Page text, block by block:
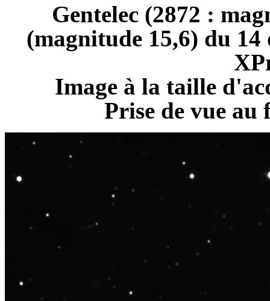
Gentelec (2872 :
(magnitude 15,6) du
Image à la taille
Prise de vue au